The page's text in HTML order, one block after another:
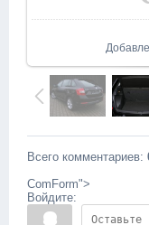
Всего комментариев:
ComForm">
Войдите: